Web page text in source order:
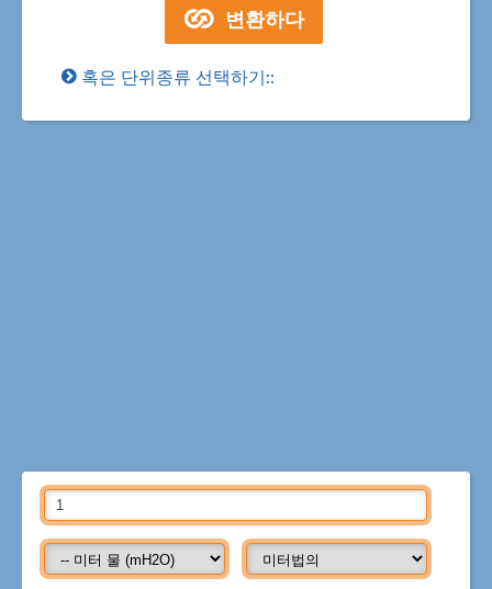
혹은 단위종류 선택하기::